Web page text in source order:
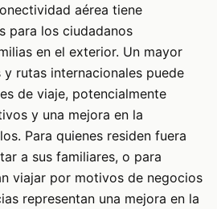
aérea tiene
para los ciudadanos
en el exterior. Un mayor
y rutas internacionales puede
de viaje, potencialmente
y una mejora en la
Para quienes residen fuera
a sus familiares, o para
viajar por motivos de negocios
representan una mejora en la